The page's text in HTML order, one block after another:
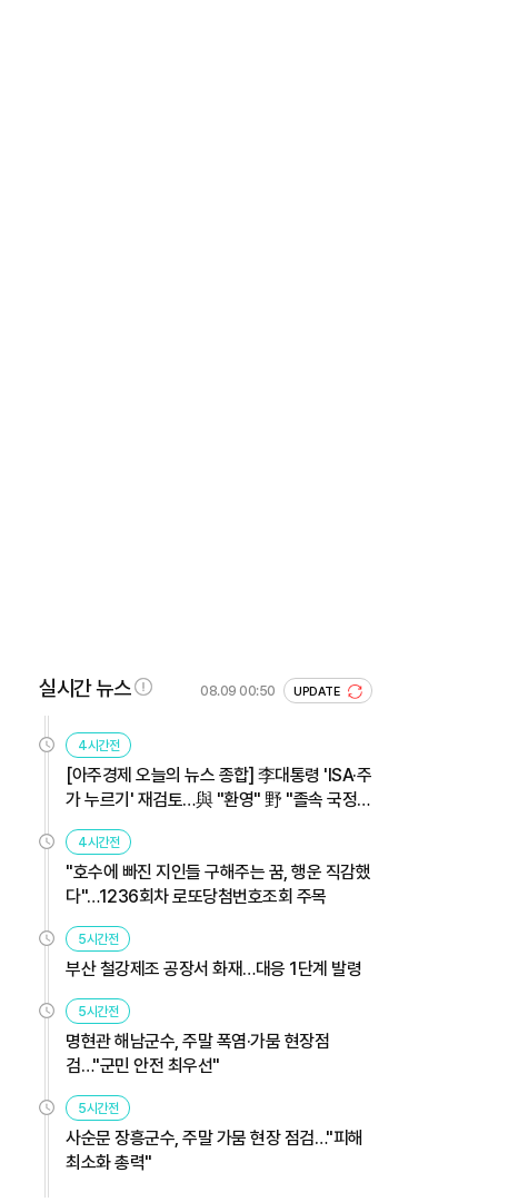
실시간 뉴스 08.09 00:50 UPDATE
4시간전
[아주경제 오늘의 뉴스 종합] 李대통령 'ISA·주
가 누르기' 재검토…與 "환영" 野 "졸속 국정"
外
4시간전
"호수에 빠진 지인들 구해주는 꿈, 행운 직감했
다"…1236회차 로또당첨번호조회 주목
5시간전
부산 철강제조 공장서 화재…대응 1단계 발령
5시간전
명현관 해남군수, 주말 폭염·가뭄 현장점
검…"군민 안전 최우선"
5시간전
사순문 장흥군수, 주말 가뭄 현장 점검…"피해
최소화 총력"